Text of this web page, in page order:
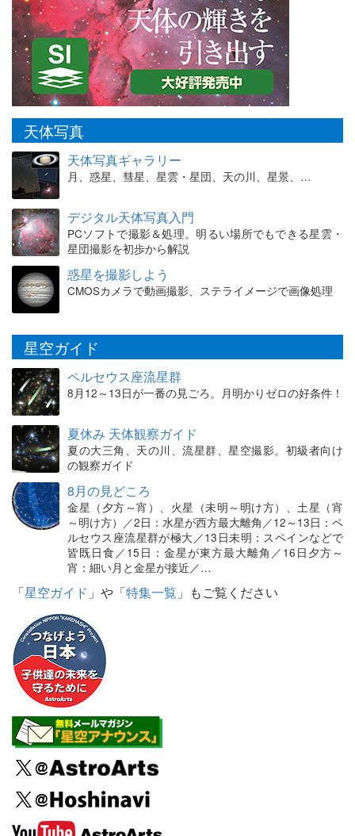
天体写真
天体写真ギャラリー
月、惑星、彗星、星雲・星団、天の川、星景、…
デジタル天体写真入門
PCソフトで撮影＆処理。明るい場所でもできる星雲・
星団撮影を初歩から解説
惑星を撮影しよう
CMOSカメラで動画撮影、ステライメージで画像処理
星空ガイド
ペルセウス座流星群
8月12～13日が一番の見ごろ。月明かりゼロの好条件！
夏休み 天体観察ガイド
夏の大三角、天の川、流星群、星空撮影。初級者向け
の観察ガイド
8月の見どころ
金星（夕方～宵）、火星（未明～明け方）、土星（宵
～明け方）／2日：水星が西方最大離角／12～13日：ペ
ルセウス座流星群が極大／13日未明：スペインなどで
皆既日食／15日：金星が東方最大離角／16日夕方～
宵：細い月と金星が接近／…
「星空ガイド 」や「特集一覧 」もご覧ください